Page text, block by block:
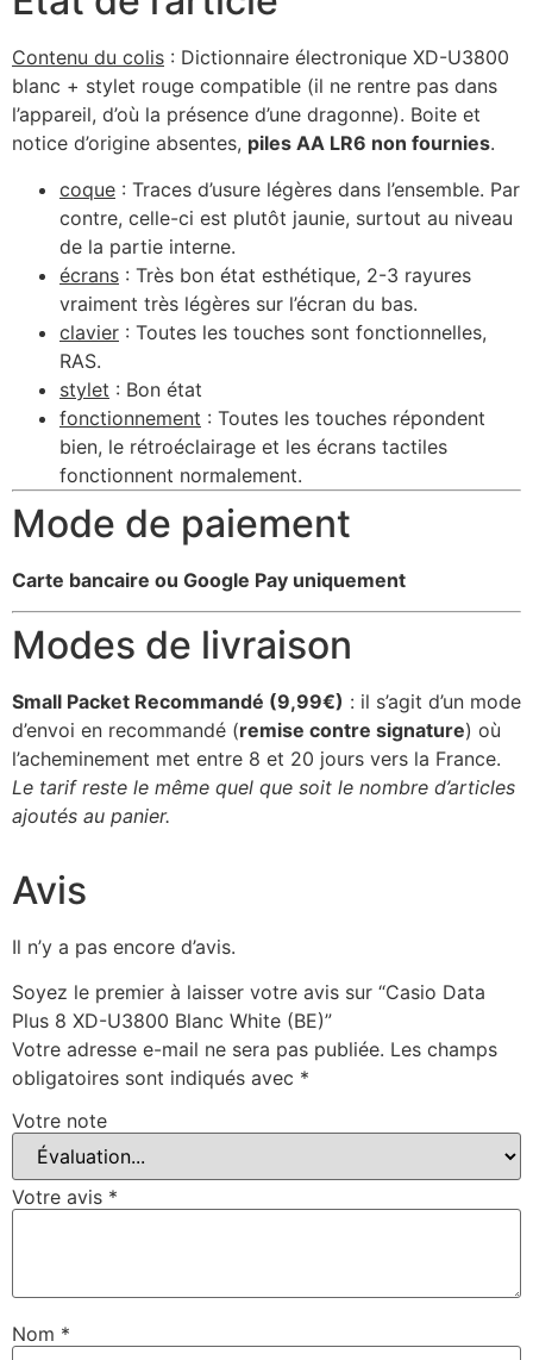
Contenu du colis : Dictionnaire électronique XD-U3800
blanc + stylet rouge compatible (il ne rentre pas dans
l’appareil, d’où la présence d’une dragonne). Boite et
notice d’origine absentes, piles AA LR6 non fournies.
coque : Traces d’usure légères dans l’ensemble. Par
contre, celle-ci est plutôt jaunie, surtout au niveau
de la partie interne.
écrans : Très bon état esthétique, 2-3 rayures
vraiment très légères sur l’écran du bas.
clavier : Toutes les touches sont fonctionnelles,
RAS.
stylet : Bon état
fonctionnement : Toutes les touches répondent
bien, le rétroéclairage et les écrans tactiles
fonctionnent normalement.
Mode de paiement
Carte bancaire ou Google Pay uniquement
Modes de livraison
Small Packet Recommandé (9,99€) : il s’agit d’un mode
d’envoi en recommandé (remise contre signature) où
l’acheminement met entre 8 et 20 jours vers la France.
Le tarif reste le même quel que soit le nombre d’articles
ajoutés au panier.
Avis
Il n’y a pas encore d’avis.
Soyez le premier à laisser votre avis sur “Casio Data
Plus 8 XD-U3800 Blanc White (BE)”
Votre adresse e-mail ne sera pas publiée. Les champs
obligatoires sont indiqués avec *
Votre note
Votre avis *
Nom *